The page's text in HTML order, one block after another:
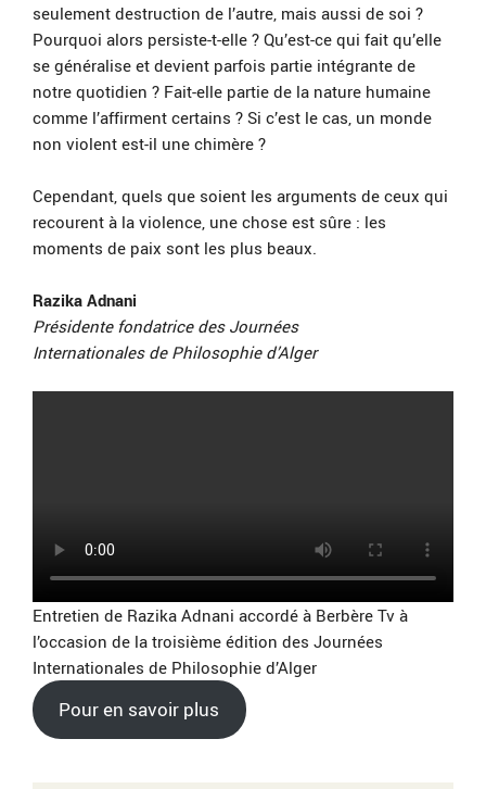
seulement destruction de l’autre, mais aussi de soi ?
Pourquoi alors persiste-t-elle ? Qu’est-ce qui fait qu’elle
se généralise et devient parfois partie intégrante de
notre quotidien ? Fait-elle partie de la nature humaine
comme l’affirment certains ? Si c’est le cas, un monde
non violent est-il une chimère ?
Cependant, quels que soient les arguments de ceux qui
recourent à la violence, une chose est sûre : les
moments de paix sont les plus beaux.
Razika Adnani
Présidente fondatrice des Journées
Internationales de Philosophie d’Alger
Entretien de Razika Adnani accordé à Berbère Tv à
l’occasion de la troisième édition des Journées
Internationales de Philosophie d’Alger
Pour en savoir plus